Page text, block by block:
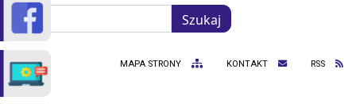
Szukaj
Szukaj
MAPA STRONY KONTAKT RSS